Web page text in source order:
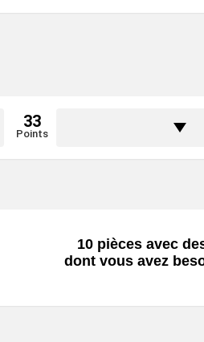
33
Points
10 pièces avec
dont vous avez